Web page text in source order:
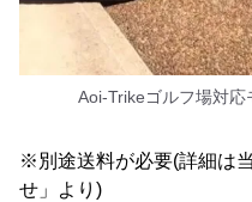
Aoi-Trikeゴルフ場対
※別途送料が必要(詳細は
せ」より)